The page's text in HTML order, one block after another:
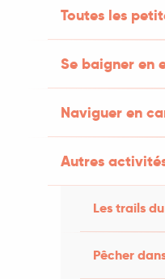
Toutes les
Se baigner en
Naviguer en
Autres
Les trails
Pêcher
52
usages Découvrez
: comestibles,
dégustation
réservation